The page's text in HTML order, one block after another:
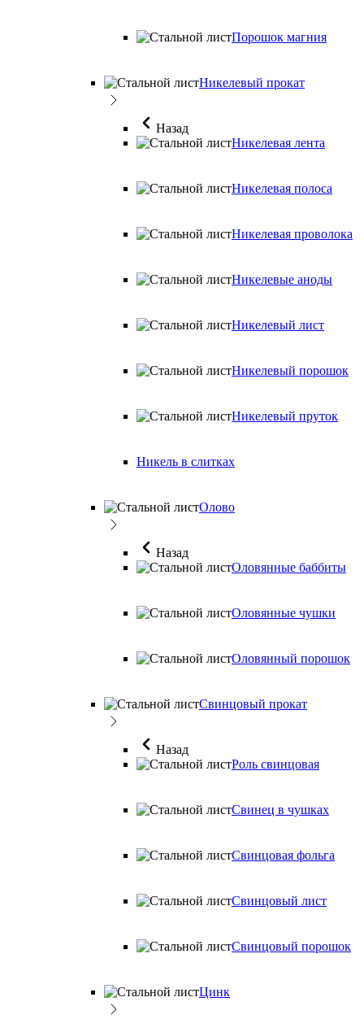
Порошок магния
Никелевый прокат
Назад
Никелевая лента
Никелевая полоса
Никелевая проволока
Никелевые аноды
Никелевый лист
Никелевый порошок
Никелевый пруток
Никель в слитках
Олово
Назад
Оловянные баббиты
Оловянные чушки
Оловянный порошок
Свинцовый прокат
Назад
Роль свинцовая
Свинец в чушках
Свинцовая фольга
Свинцовый лист
Свинцовый порошок
Цинк